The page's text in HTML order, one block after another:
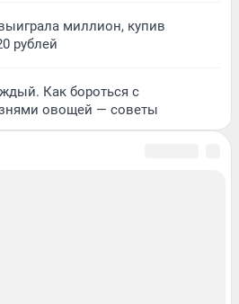
миллион, купив
рублей
Как бороться с
овощей — советы